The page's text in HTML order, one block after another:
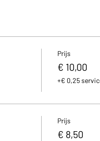
Prijs
€ 10,00
+€ 0,25
Prijs
€ 8,50